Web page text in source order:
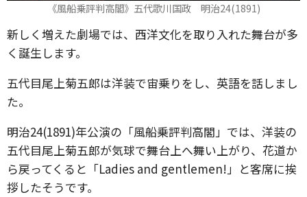
《風船乗評判高閣》五代歌川国政 明治24(1891)
新しく増えた劇場では、西洋文化を取り入れた舞台が多
く誕生します。
五代目尾上菊五郎は洋装で宙乗りをし、英語を話しまし
た。
明治24(1891)年公演の「風船乗評判高閣」では、洋装の
五代目尾上菊五郎が気球で舞台上へ舞い上がり、花道か
ら戻ってくると「Ladies and gentlemen!」と客席に挨
拶したそうです。